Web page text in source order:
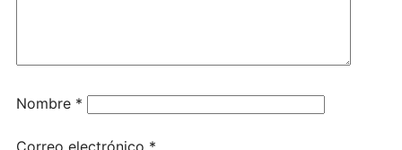
Nombre *
Correo electrónico *